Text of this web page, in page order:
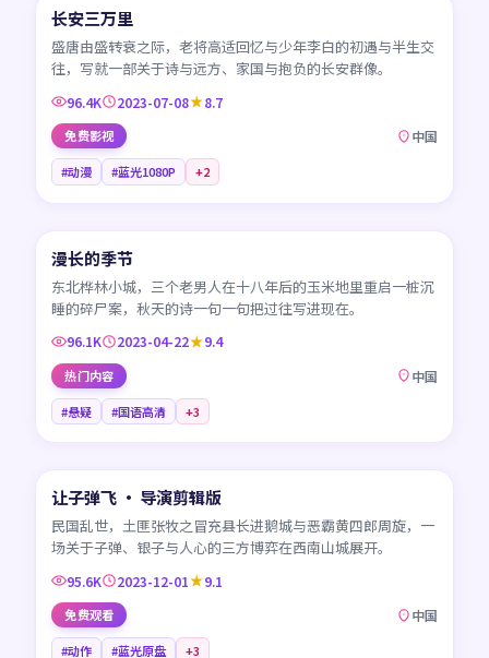
CN
长安三万里
盛唐由盛转衰之际，老将高适回忆与少年李白的初遇与半生交
往，写就一部关于诗与远方、家国与抱负的长安群像。
96.4K 2023-07-08 8.7
免费影视 中国
#动漫 #蓝光1080P +2
CN
漫长的季节
东北桦林小城，三个老男人在十八年后的玉米地里重启一桩沉
睡的碎尸案，秋天的诗一句一句把过往写进现在。
96.1K 2023-04-22 9.4
热门内容 中国
#悬疑 #国语高清 +3
CN
让子弹飞 · 导演剪辑版
民国乱世，土匪张牧之冒充县长进鹅城与恶霸黄四郎周旋，一
场关于子弹、银子与人心的三方博弈在西南山城展开。
95.6K 2023-12-01 9.1
免费观看 中国
#动作 #蓝光原盘 +3